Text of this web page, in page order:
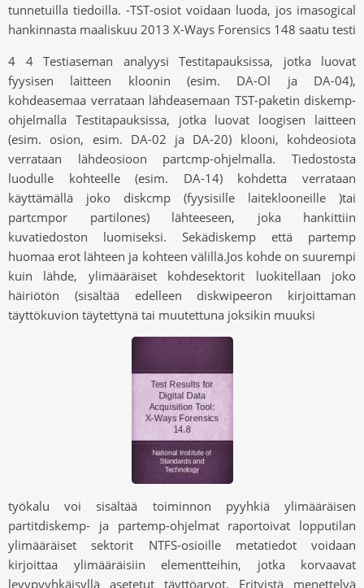
tunnetuilla tiedoilla. -TST-osiot voidaan luoda, jos imasogical
hankinnasta maaliskuu 2013 X-Ways Forensics 148 saatu testi
4 4 Testiaseman analyysi Testitapauksissa, jotka luovat
fyysisen laitteen kloonin (esim. DA-Ol ja DA-04),
kohdeasemaa verrataan lähdeasemaan TST-paketin diskemp-
ohjelmalla Testitapauksissa, jotka luovat loogisen laitteen
(esim. osion, esim. DA-02 ja DA-20) klooni, kohdeosiota
verrataan lähdeosioon partcmp-ohjelmalla. Tiedostosta
luodulle kohteelle (esim. DA-14) kohdetta verrataan
käyttämällä joko diskcmp (fyysisille laiteklooneille )tai
partcmpor partilones) lähteeseen, joka hankittiin
kuvatiedoston luomiseksi. Sekädiskemp että partemp
huomaa erot lähteen ja kohteen välillä.Jos kohde on suurempi
kuin lähde, ylimääräiset kohdesektorit luokitellaan joko
häiriötön (sisältää edelleen diskwipeeron kirjoittaman
täyttökuvion täytettynä tai muutettuna joksikin muuksi
työkalu voi sisältää toiminnon pyyhkiä ylimääräisen
partitdiskemp- ja partemp-ohjelmat raportoivat lopputilan
ylimääräiset sektorit NTFS-osioille metatiedot voidaan
kirjoittaa ylimääräisiin elementteihin, jotka korvaavat
levypyyhkäisyllä asetetut täyttöarvot. Erityistä menettelyä